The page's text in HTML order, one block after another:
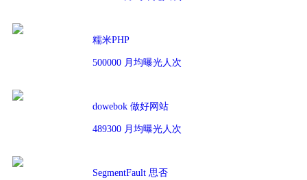
糯米PHP
500000 月均曝光人次
dowebok 做好网站
489300 月均曝光人次
SegmentFault 思否